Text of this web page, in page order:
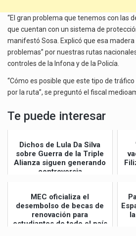
“El gran problema que tenemos con las
que cuentan con un sistema de
manifestó Sosa. Explicó que esa madera
problemas” por nuestras rutas
controles de la Infona y de la Policía.
“Cómo es posible que este tipo de
por la ruta”, se preguntó el fiscal
Te puede interesar
Dichos de Lula Da Silva
sobre Guerra de la Triple
Alianza siguen generando
controversia
MEC oficializa el
desembolso de becas de
renovación para
estudiantes de todo el país